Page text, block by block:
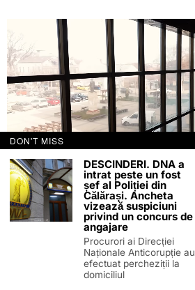
C.C
DON'T MISS
DESCINDERI. DNA a
intrat peste un fost
șef al Poliției din
Călărași. Ancheta
vizează suspiciuni
privind un concurs de
angajare
Procurori ai Direcției
Naționale Anticorupție au
efectuat percheziții la
domiciliul